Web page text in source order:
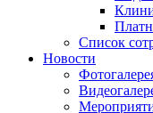
Список
Новости